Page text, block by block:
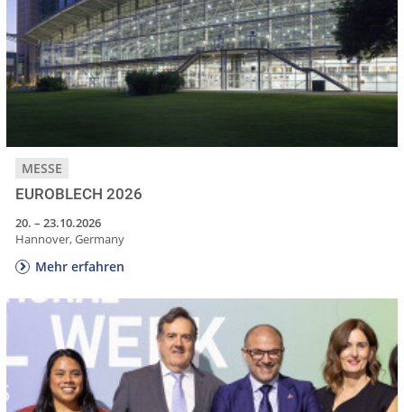
MESSE
EUROBLECH 2026
20. – 23.10.2026
Hannover, Germany
Mehr erfahren